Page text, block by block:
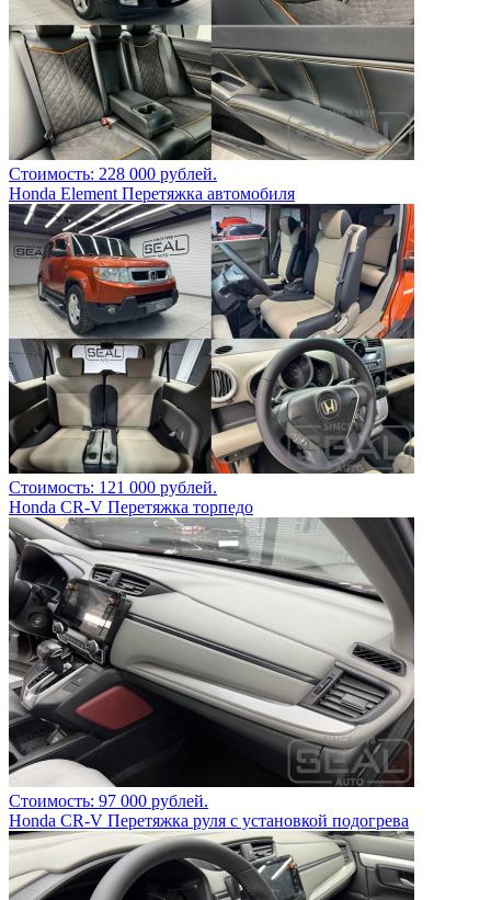
Стоимость: 228 000 рублей.
Honda Element Перетяжка автомобиля
Стоимость: 121 000 рублей.
Honda CR-V Перетяжка торпедо
Стоимость: 97 000 рублей.
Honda CR-V Перетяжка руля с установкой подогрева